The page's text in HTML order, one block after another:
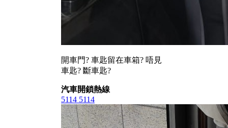
開車門? 車匙留在車箱? 唔見
車匙? 斷車匙?
汽車開鎖熱線
5114 5114